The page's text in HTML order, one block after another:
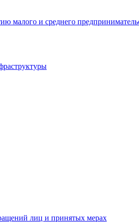
малого и среднего
лиц и принятых мерах